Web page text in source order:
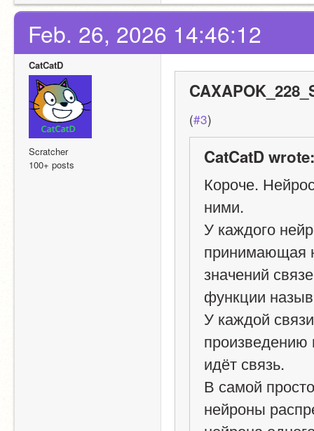
Feb. 26, 2026 14:46:12
CatCatD
Scratcher
100+ posts
(#3)
CatCatD wrote:
Короче.
ними.
У каждого
принимающая
значений
функции
У каждой
произведению
идёт связь.
В самой
нейроны